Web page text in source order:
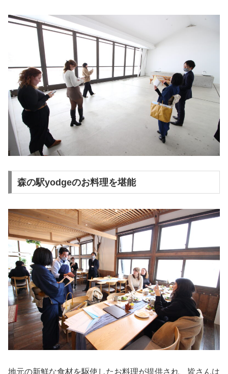
森の駅yodgeのお料理を堪能
地元の新鮮な食材を駆使したお料理が提供され、皆さんは